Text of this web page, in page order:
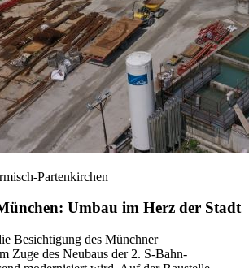
Partenkirchen
Umbau im Herz der Stadt
Besichtigung des Münchner
Zuge des Neubaus der 2. S-Bahn-